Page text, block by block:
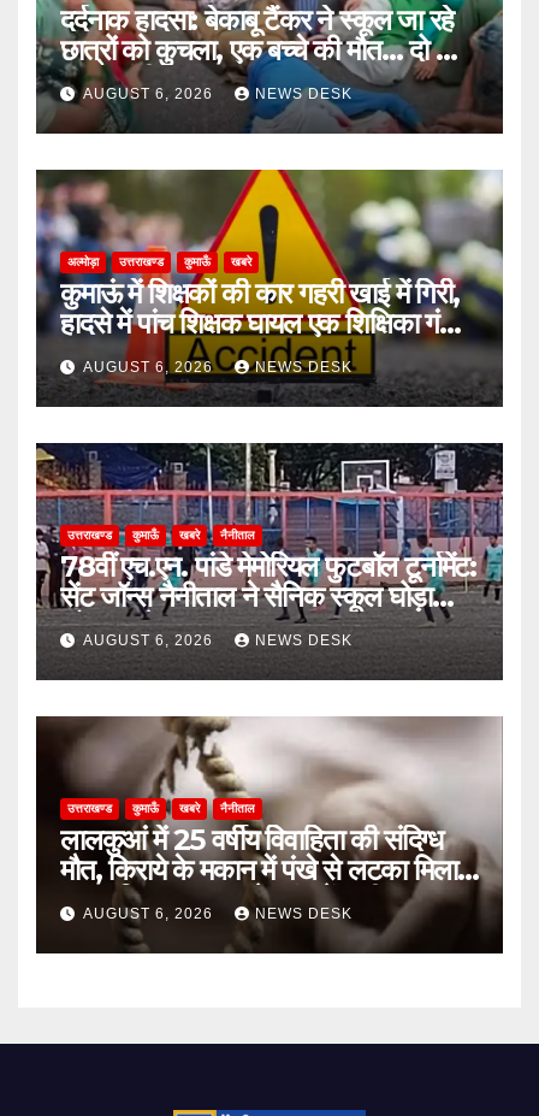
दर्दनाक हादसा: बेकाबू टैंकर ने स्कूल जा रहे
छात्रों को कुचला, एक बच्चे की मौत… दो की
हालत गंभीर
AUGUST 6, 2026 NEWS DESK
अल्मोड़ा उत्तराखण्ड कुमाऊँ खबरे
कुमाऊं में शिक्षकों की कार गहरी खाई में गिरी,
हादसे में पांच शिक्षक घायल एक शिक्षिका गंभीर
घायल
AUGUST 6, 2026 NEWS DESK
उत्तराखण्ड कुमाऊँ खबरे नैनीताल
78वीं एच.एन. पांडे मेमोरियल फुटबॉल टूर्नामेंट:
सेंट जॉन्स नैनीताल ने सैनिक स्कूल घोड़ाखाल
को 1-0 से हराया
AUGUST 6, 2026 NEWS DESK
उत्तराखण्ड कुमाऊँ खबरे नैनीताल
लालकुआं में 25 वर्षीय विवाहिता की संदिग्ध
मौत, किराये के मकान में पंखे से लटका मिला
शव; पुलिस हर पहलू से जांच में जुटी
AUGUST 6, 2026 NEWS DESK